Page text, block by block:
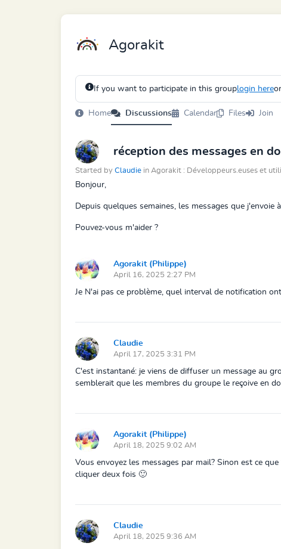
Agorakit
If you want to participate in this grouplogin hereor
Home Discussions Calendar Files Join
réception des messages en
Started by Claudie in Agorakit : Développeurs.euses et
Bonjour,
Depuis quelques semaines, les messages que
Pouvez-vous m'aider ?
Agorakit (Philippe)
April 16, 2025 2:27 PM
Je N'ai pas ce problème, quel interval de notification
Claudie
April 17, 2025 3:31 PM
C'est instantané: je viens de diffuser un message au
semblerait que les membres du groupe le reçoive en
Agorakit (Philippe)
April 18, 2025 9:02 AM
Vous envoyez les messages par mail? Sinon est ce
cliquer deux fois 🙂
Claudie
April 18, 2025 9:36 AM